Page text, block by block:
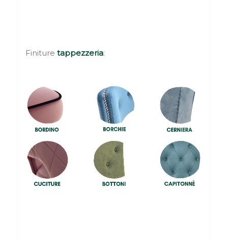
Finiture tappezzeria: